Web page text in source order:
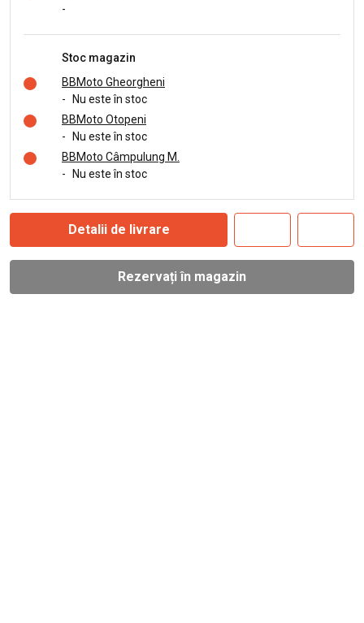
-
Stoc magazin
BBMoto Gheorgheni
-
Nu este în stoc
BBMoto Otopeni
-
Nu este în stoc
BBMoto Câmpulung M.
-
Nu este în stoc
Detalii de livrare
Rezervați în magazin